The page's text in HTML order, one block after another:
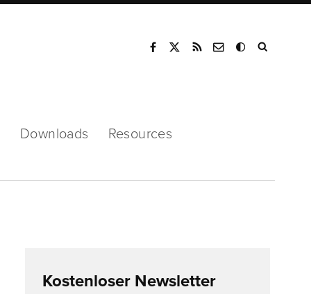
Downloads Resources
Kostenloser Newsletter